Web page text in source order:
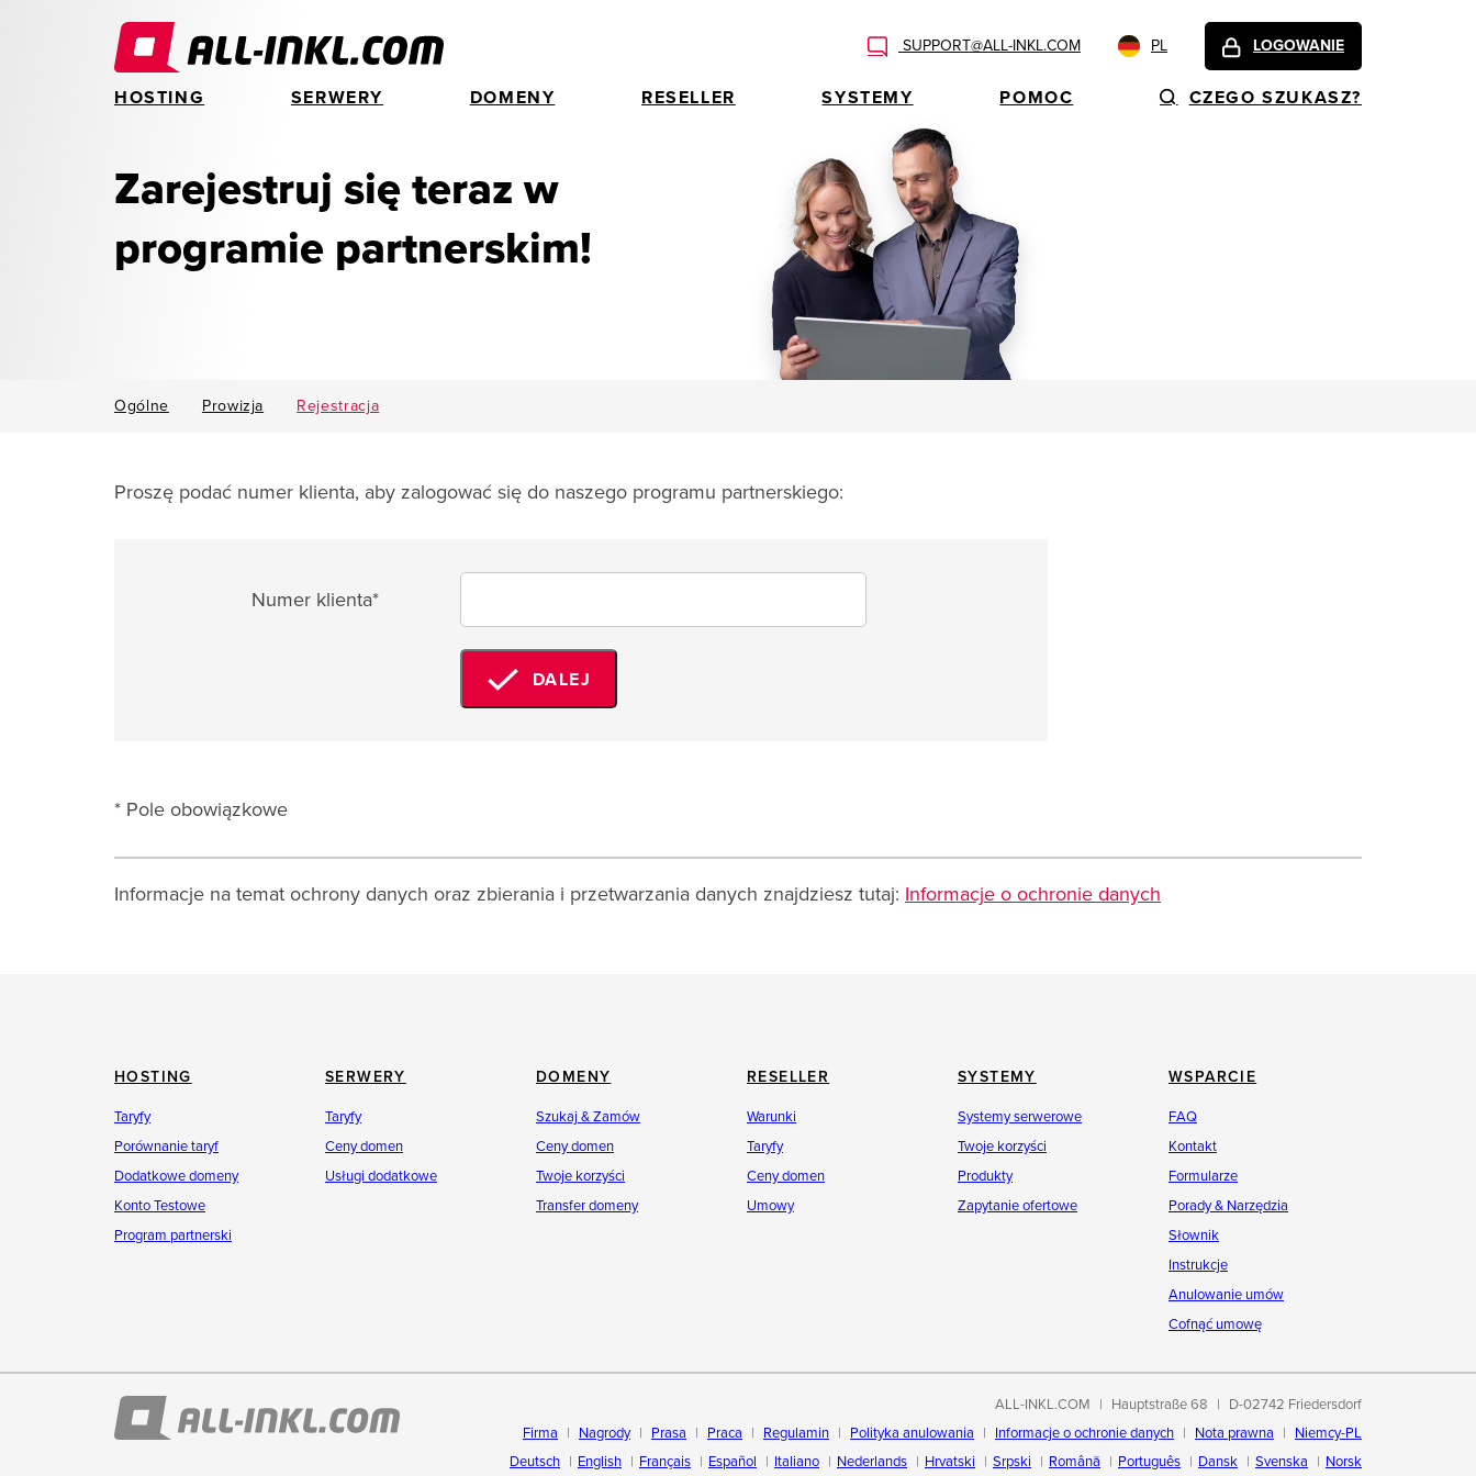
SUPPORT@ALL-INKL.COM PL LOGOWANIE
HOSTING SERWERY DOMENY RESELLER SYSTEMY POMOC CZEGO SZUKASZ?
Zarejestruj się teraz w
programie partnerskim!
Ogólne Prowizja Rejestracja
Proszę podać numer klienta, aby zalogować się do naszego programu partnerskiego:
Numer klienta*
DALEJ
* Pole obowiązkowe
Informacje na temat ochrony danych oraz zbierania i przetwarzania danych znajdziesz tutaj: Informacje o ochronie danych
HOSTING
Taryfy
Porównanie taryf
Dodatkowe domeny
Konto Testowe
Program partnerski
SERWERY
Taryfy
Ceny domen
Usługi dodatkowe
DOMENY
Szukaj & Zamów
Ceny domen
Twoje korzyści
Transfer domeny
RESELLER
Warunki
Taryfy
Ceny domen
Umowy
SYSTEMY
Systemy serwerowe
Twoje korzyści
Produkty
Zapytanie ofertowe
WSPARCIE
FAQ
Kontakt
Formularze
Porady & Narzędzia
Słownik
Instrukcje
Anulowanie umów
Cofnąć umowę
ALL-INKL.COM Hauptstraße 68
D-02742 Friedersdorf
Firma
Nagrody Prasa Praca Regulamin Polityka anulowania Informacje o ochronie danych Nota prawna
Niemcy-PL
Deutsch
English Français Español Italiano Nederlands Hrvatski Srpski Română Português Dansk Svenska Norsk